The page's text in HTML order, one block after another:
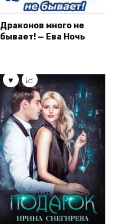
Драконов много не
бывает! — Ева Ночь